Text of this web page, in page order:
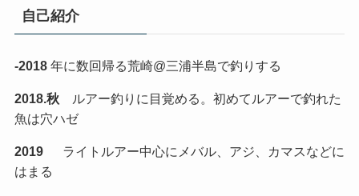
自己紹介
-2018年に数回帰る荒崎@三浦半島で釣りする
2018.秋ルアー釣りに目覚める。初めてルアーで釣れた
魚は穴ハゼ
2019ライトルアー中心にメバル、アジ、カマスなどに
はまる